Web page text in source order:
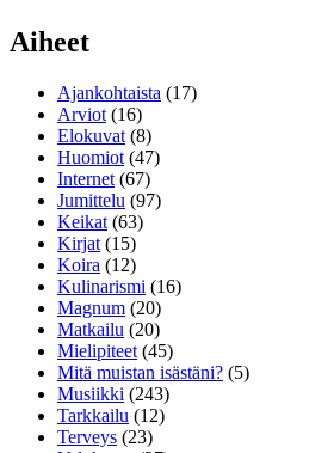
Aiheet
Ajankohtaista (17)
Arviot (16)
Elokuvat (8)
Huomiot (47)
Internet (67)
Jumittelu (97)
Keikat (63)
Kirjat (15)
Koira (12)
Kulinarismi (16)
Magnum (20)
Matkailu (20)
Mielipiteet (45)
Mitä muistan isästäni? (5)
Musiikki (243)
Tarkkailu (12)
Terveys (23)